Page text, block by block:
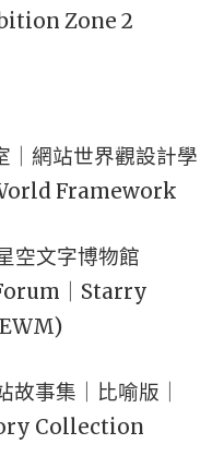
Zone 2
｜網站世界觀設計學
Framework
空文字博物館
｜Starry
事集｜比喻版｜
Collection